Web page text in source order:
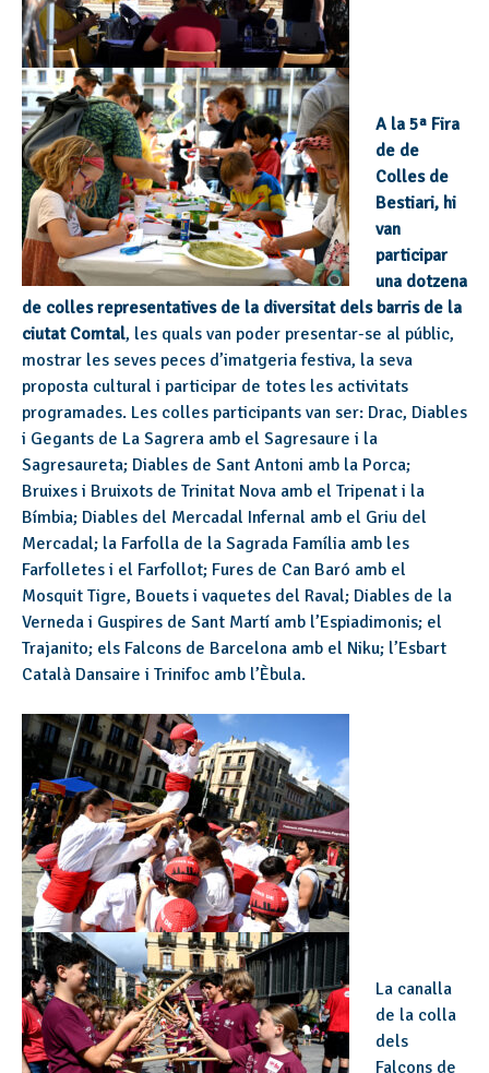
A la 5ª Fira
de de
Colles de
Bestiari, hi
van
participar
una dotzena
de colles representatives de la diversitat dels barris de la
ciutat Comtal, les quals van poder presentar-se al públic,
mostrar les seves peces d’imatgeria festiva, la seva
proposta cultural i participar de totes les activitats
programades. Les colles participants van ser: Drac, Diables
i Gegants de La Sagrera amb el Sagresaure i la
Sagresaureta; Diables de Sant Antoni amb la Porca;
Bruixes i Bruixots de Trinitat Nova amb el Tripenat i la
Bímbia; Diables del Mercadal Infernal amb el Griu del
Mercadal; la Farfolla de la Sagrada Família amb les
Farfolletes i el Farfollot; Fures de Can Baró amb el
Mosquit Tigre, Bouets i vaquetes del Raval; Diables de la
Verneda i Guspires de Sant Martí amb l’Espiadimonis; el
Trajanito; els Falcons de Barcelona amb el Niku; l’Esbart
Català Dansaire i Trinifoc amb l’Èbula.
La canalla
de la colla
dels
Falcons de